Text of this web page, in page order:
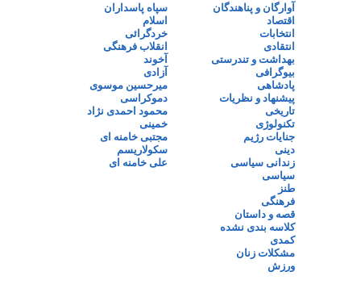
آوارگان و پناهندگان
اقتصاد
انتخابات
انتقادی
بهداشت و تندرستی
بیوگرافی
پادشاهی
پیشنهاد و نظریات
تاریخی
تکنولوژی
جنایات رژیم
دینی
زندانی سیاسی
سیاسی
طنز
فرهنگی
قصه و داستان
کلاسه بندی نشده
کمدی
مشکلات زنان
ورزش
سپاه پاسداران
اسلام
خردگرائی
انقلاب فرهنگی
آخوند
آزادی
میرحسین موسوی
دموکراسی
محمود احمدی نژاد
خمینی
مجتبی خامنه ای
سکولاریسم
علی خامنه ای